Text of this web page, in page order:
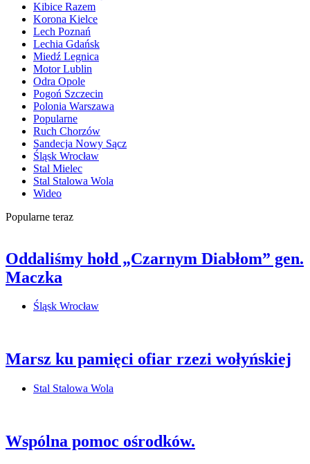
Kibice Razem
Korona Kielce
Lech Poznań
Lechia Gdańsk
Miedź Legnica
Motor Lublin
Odra Opole
Pogoń Szczecin
Polonia Warszawa
Popularne
Ruch Chorzów
Sandecja Nowy Sącz
Śląsk Wrocław
Stal Mielec
Stal Stalowa Wola
Wideo
Popularne teraz
Oddaliśmy hołd „Czarnym Diabłom” gen.
Maczka
Śląsk Wrocław
Marsz ku pamięci ofiar rzezi wołyńskiej
Stal Stalowa Wola
Wspólna pomoc ośrodków.